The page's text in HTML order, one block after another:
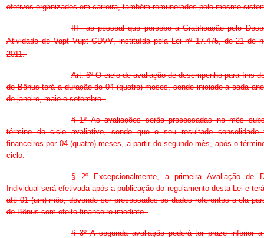
efetivos organizados em carreira, também remunerados pelo mesmo
III  ao pessoal que percebe a Gratificação pelo
Atividade do Vapt Vupt GDVV, instituída pela Lei nº 17.475, de 21 de
2011.
Art. 6º O ciclo de avaliação de desempenho para fins
do Bônus terá a duração de 04 (quatro) meses, sendo iniciado a cada
de janeiro, maio e setembro.
§ 1º As avaliações serão processadas no mês
término do ciclo avaliativo, sendo que o seu resultado consolidado
financeiros por 04 (quatro) meses, a partir do segundo mês, após o
ciclo.
§ 2º Excepcionalmente, a primeira Avaliação de
Individual será efetivada após a publicação do regulamento desta Lei e
até 01 (um) mês, devendo ser processados os dados referentes a ela
do Bônus com efeito financeiro imediato.
§ 3º A segunda avaliação poderá ter prazo inferior